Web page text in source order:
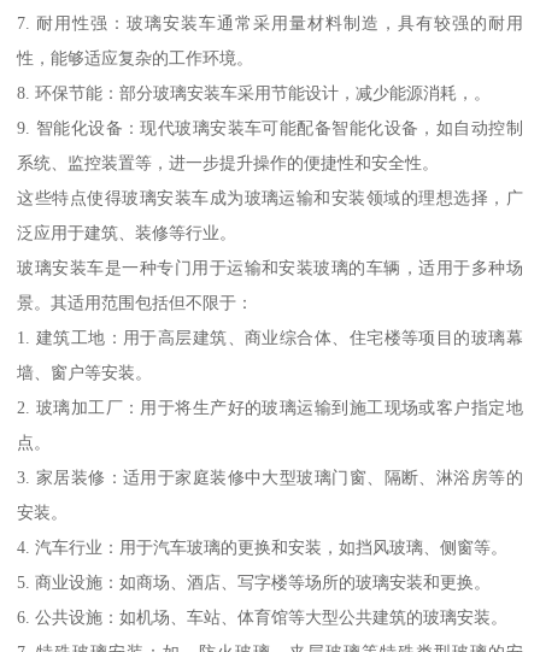
7. 耐用性强：玻璃安装车通常采用量材料制造，具有较强的耐用
性，能够适应复杂的工作环境。
8. 环保节能：部分玻璃安装车采用节能设计，减少能源消耗，。
9. 智能化设备：现代玻璃安装车可能配备智能化设备，如自动控制
系统、监控装置等，进一步提升操作的便捷性和安全性。
这些特点使得玻璃安装车成为玻璃运输和安装领域的理想选择，广
泛应用于建筑、装修等行业。
玻璃安装车是一种专门用于运输和安装玻璃的车辆，适用于多种场
景。其适用范围包括但不限于：
1. 建筑工地：用于高层建筑、商业综合体、住宅楼等项目的玻璃幕
墙、窗户等安装。
2. 玻璃加工厂：用于将生产好的玻璃运输到施工现场或客户指定地
点。
3. 家居装修：适用于家庭装修中大型玻璃门窗、隔断、淋浴房等的
安装。
4. 汽车行业：用于汽车玻璃的更换和安装，如挡风玻璃、侧窗等。
5. 商业设施：如商场、酒店、写字楼等场所的玻璃安装和更换。
6. 公共设施：如机场、车站、体育馆等大型公共建筑的玻璃安装。